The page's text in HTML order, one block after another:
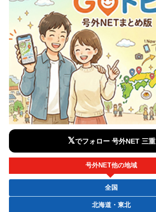
𝕏でフォロー 号外NET 三重
号外NET他の地域
全国
北海道・東北